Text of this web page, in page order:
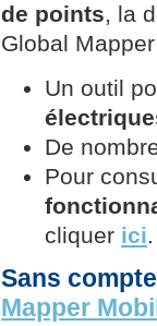
de points, la
Global
Un outil
De
Pour
cliquer ici.
Sans
Mapper